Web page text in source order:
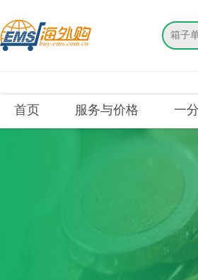
搜索
首页 服务与价格 一